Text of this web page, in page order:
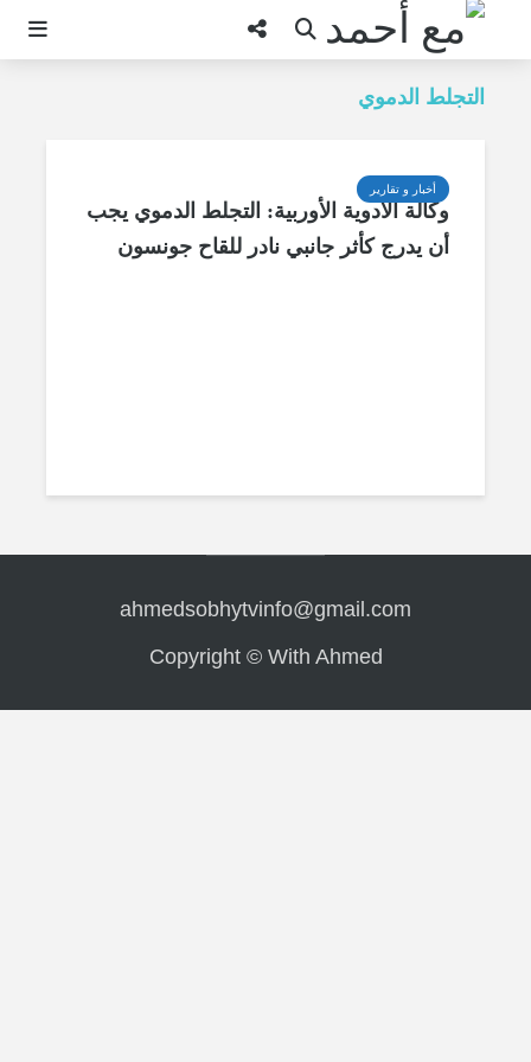
التجلط الدموي
أخبار و تقارير
وكالة الأدوية الأوربية: التجلط الدموي يجب
أن يدرج كأثر جانبي نادر للقاح جونسون
ahmedsobhytvinfo@gmail.com
Copyright © With Ahmed